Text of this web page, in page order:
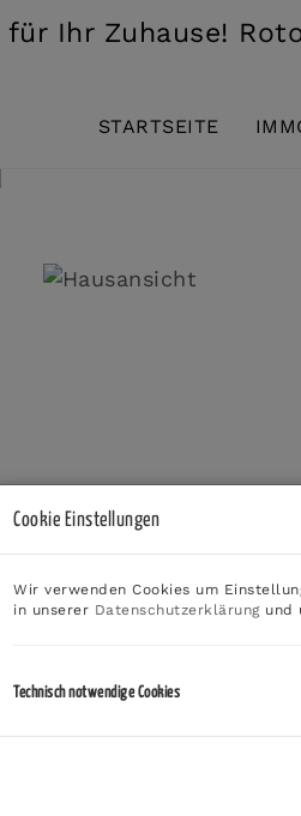
STARTSEITE
Cookie Einstellungen
Wir verwenden Cookies um
in unserer Datenschutzerklärungund
Technisch notwendige Cookies